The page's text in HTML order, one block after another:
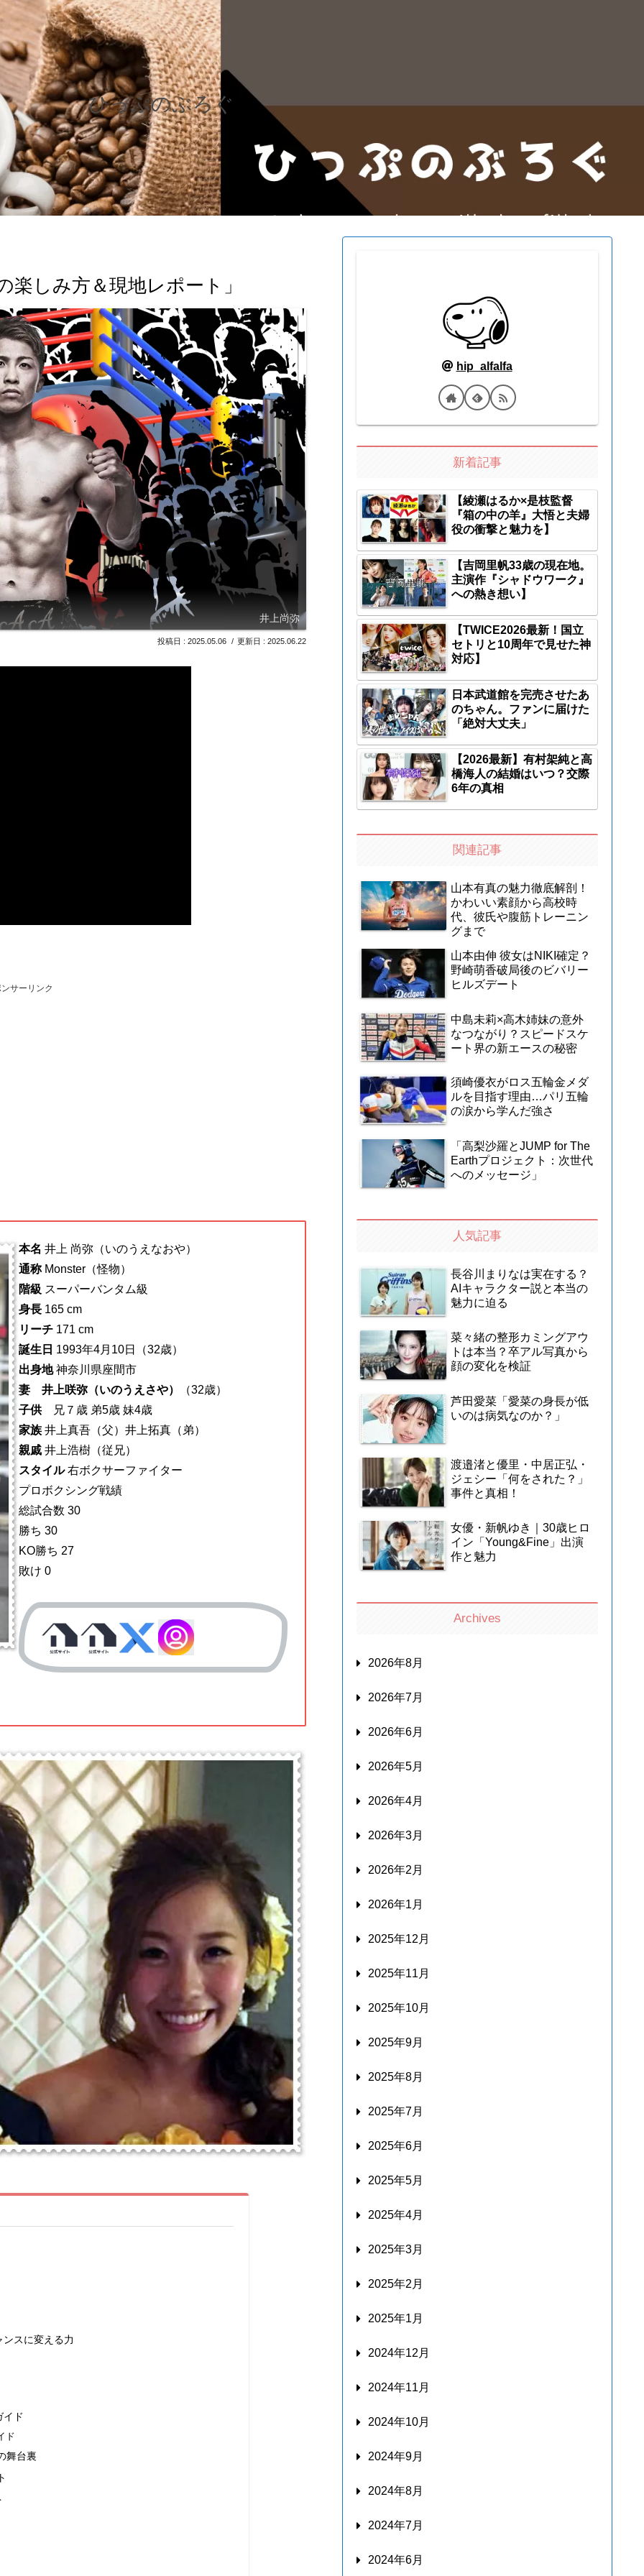
ひっぷのぶろぐ
しみ方＆現地レポート」
井上尚弥
2025.05.06 2025.06.22
サーリンク
本名 井上 尚弥（いのうえなおや）
通称Monster（怪物）
階級 スーパーバンタム級
身長 165 cm
リーチ 171 cm
誕生日 1993年4月10日（32歳）
出身地神奈川県座間市
妻 井上咲弥（いのうえさや）
（32歳）
子供兄７歳 弟5歳 妹4歳
家族 井上真吾（父）井上拓真（弟）
親戚 井上浩樹（従兄）
スタイル右ボクサーファイター
プロボクシング戦績
総試合数 30
勝ち 30
KO勝ち 27
敗け 0
スに変える力
イド
ド
舞台裏
hip_alfalfa
新着記事
【綾瀬はるか×是枝監督
『箱の中の羊』大悟と夫婦
役の衝撃と魅力を】
【吉岡里帆33歳の現在地。
主演作『シャドウワーク』
への熱き想い】
【TWICE2026最新！国立
セトリと10周年で見せた神
対応】
日本武道館を完売させたあ
のちゃん。ファンに届けた
「絶対大丈夫」
【2026最新】有村架純と高
橋海人の結婚はいつ？交際
6年の真相
関連記事
山本有真の魅力徹底解剖！
かわいい素顔から高校時
代、彼氏や腹筋トレーニン
グまで
山本由伸 彼女はNIKI確定？
野崎萌香破局後のビバリー
ヒルズデート
中島未莉×高木姉妹の意外
なつながり？スピードスケ
ート界の新エースの秘密
須崎優衣がロス五輪金メダ
ルを目指す理由…パリ五輪
の涙から学んだ強さ
「高梨沙羅とJUMP for The
Earthプロジェクト：次世代
へのメッセージ」
人気記事
長谷川まりなは実在する？
AIキャラクター説と本当の
魅力に迫る
菜々緒の整形カミングアウ
トは本当？卒アル写真から
顔の変化を検証
芦田愛菜「愛菜の身長が低
いのは病気なのか？」
渡邉渚と優里・中居正弘・
ジェシー「何をされた？」
事件と真相！
女優・新帆ゆき｜30歳ヒロ
イン「Young&Fine」出演
作と魅力
Archives
2026年8月
2026年7月
2026年6月
2026年5月
2026年4月
2026年3月
2026年2月
2026年1月
2025年12月
2025年11月
2025年10月
2025年9月
2025年8月
2025年7月
2025年6月
2025年5月
2025年4月
2025年3月
2025年2月
2025年1月
2024年12月
2024年11月
2024年10月
2024年9月
2024年8月
2024年7月
2024年6月